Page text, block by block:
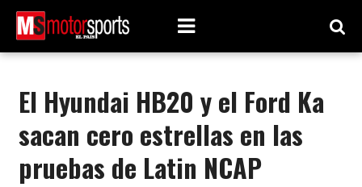
El Hyundai HB20 y el Ford Ka
sacan cero estrellas en las
pruebas de Latin NCAP